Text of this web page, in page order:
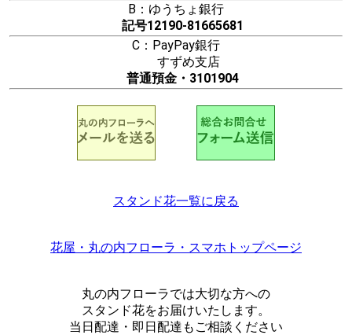
B：ゆうちょ銀行
記号12190-81665681
C：PayPay銀行
すずめ支店
普通預金・3101904
スタンド花一覧に戻る
花屋・丸の内フローラ・スマホトップページ
丸の内フローラでは大切な方への
スタンド花をお届けいたします。
当日配達・即日配達もご相談ください